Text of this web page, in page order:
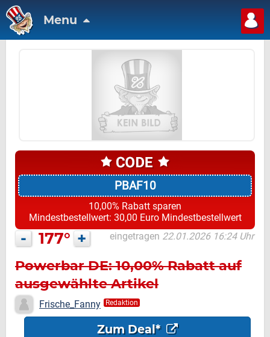
Menu
PBAF10
10,00% Rabatt sparen
Mindestbestellwert: 30,00 Euro Mindestbestellwert
- 177° + eingetragen 22.01.2026 16:24 Uhr
Powerbar DE: 10,00% Rabatt auf
ausgewählte Artikel
Frische_Fanny Redaktion
Zum Deal*